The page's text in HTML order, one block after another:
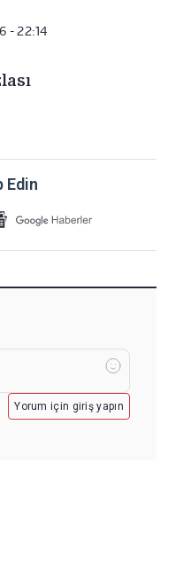
- 22:14
Edin
Yorum için giriş yapın